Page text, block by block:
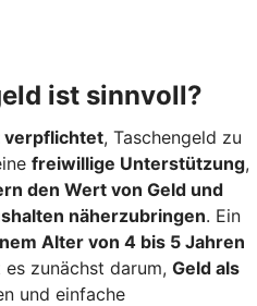
ist sinnvoll?
verpflichtet, Taschengeld zu
freiwillige Unterstützung,
den Wert von Geld und
näherzubringen. Ein
Alter von 4 bis 5 Jahren
zunächst darum, Geld als
und einfache